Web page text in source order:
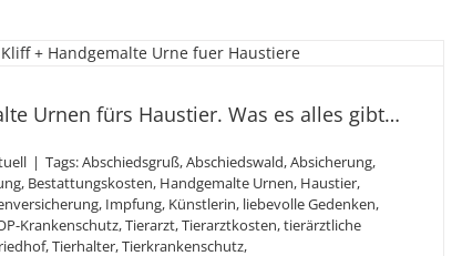
Urnen fürs Haustier.
Was es alles gibt…
Urnen fürs Haustier. Was es alles gibt…
| Tags:Abschiedsgruß,Abschiedswald,Absicherung,
, Bestattungskosten, Handgemalte Urnen, Haustier,
, Impfung, Künstlerin, liebevolle Gedenken,
Krankenschutz,Tierarzt,Tierarztkosten,tierärztliche
,Tierhalter,Tierkrankenschutz,